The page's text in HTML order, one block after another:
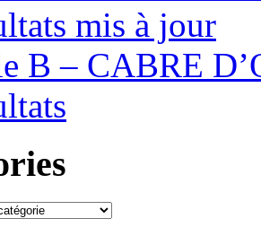
mis à jour
B – CABRE